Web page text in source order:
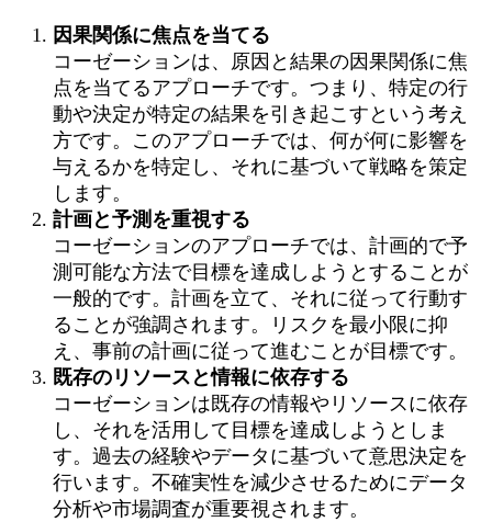
因果関係に焦点を当てる
コーゼーションは、原因と結果の因果関係に焦
点を当てるアプローチです。つまり、特定の行
動や決定が特定の結果を引き起こすという考え
方です。このアプローチでは、何が何に影響を
与えるかを特定し、それに基づいて戦略を策定
します。
計画と予測を重視する
コーゼーションのアプローチでは、計画的で予
測可能な方法で目標を達成しようとすることが
一般的です。計画を立て、それに従って行動す
ることが強調されます。リスクを最小限に抑
え、事前の計画に従って進むことが目標です。
既存のリソースと情報に依存する
コーゼーションは既存の情報やリソースに依存
し、それを活用して目標を達成しようとしま
す。過去の経験やデータに基づいて意思決定を
行います。不確実性を減少させるためにデータ
分析や市場調査が重要視されます。